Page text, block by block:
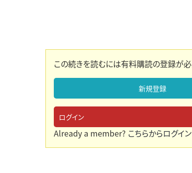
この続きを読むには有料購読の登録が必
新規登録
ログイン
Already a member? こちらからログイン